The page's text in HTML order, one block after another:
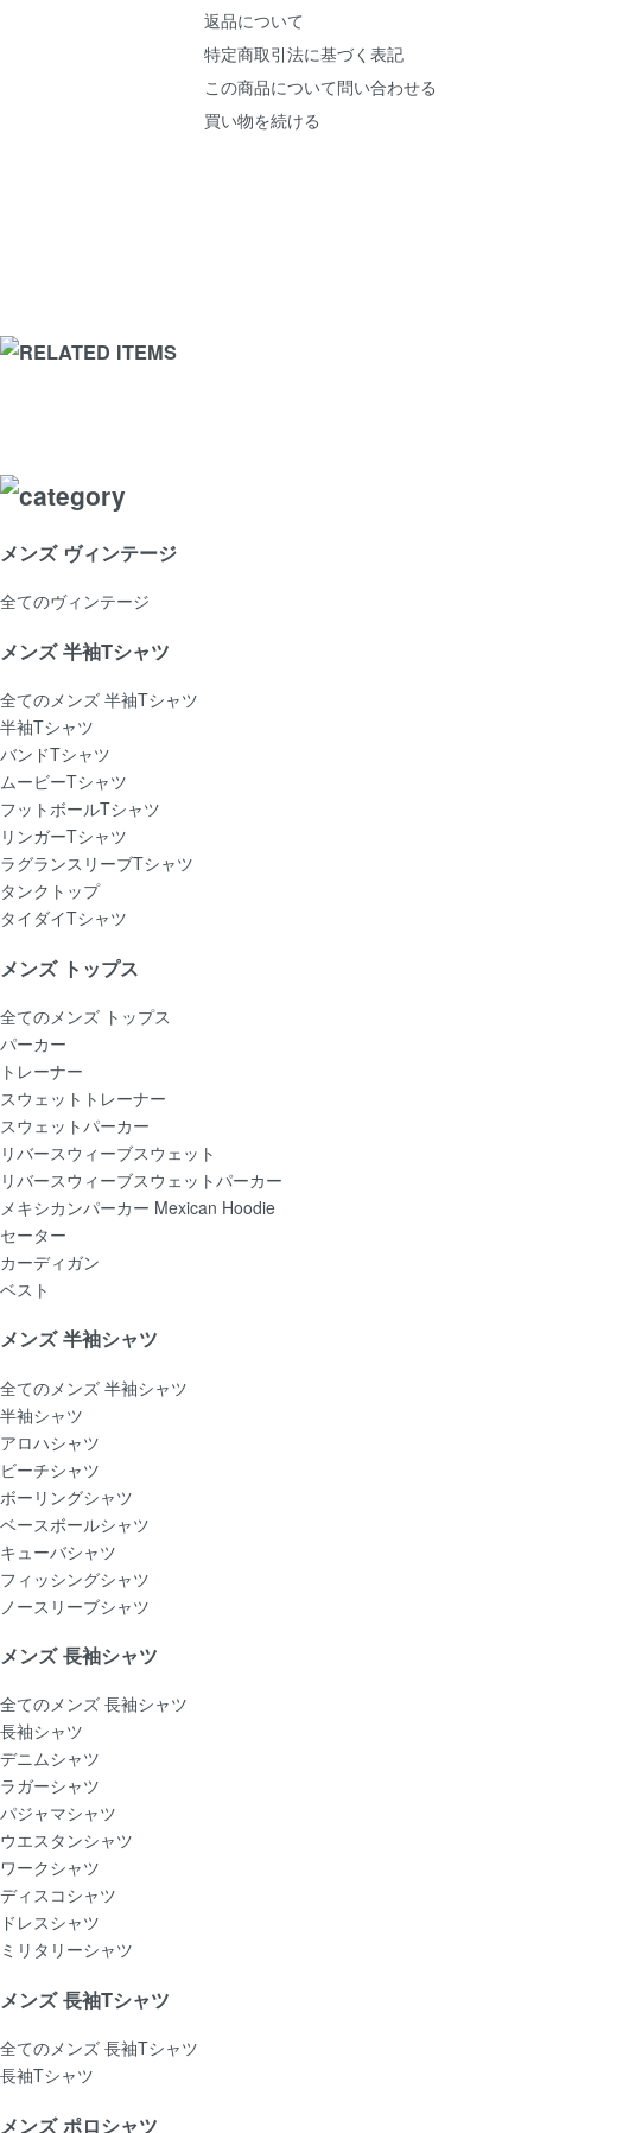
返品について
特定商取引法に基づく表記
この商品について問い合わせる
買い物を続ける
メンズ ヴィンテージ
全てのヴィンテージ
メンズ 半袖Tシャツ
全てのメンズ 半袖Tシャツ
半袖Tシャツ
バンドTシャツ
ムービーTシャツ
フットボールTシャツ
リンガーTシャツ
ラグランスリーブTシャツ
タンクトップ
タイダイTシャツ
メンズ トップス
全てのメンズ トップス
パーカー
トレーナー
スウェットトレーナー
スウェットパーカー
リバースウィーブスウェット
リバースウィーブスウェットパーカー
メキシカンパーカー Mexican Hoodie
セーター
カーディガン
ベスト
メンズ 半袖シャツ
全てのメンズ 半袖シャツ
半袖シャツ
アロハシャツ
ビーチシャツ
ボーリングシャツ
ベースボールシャツ
キューバシャツ
フィッシングシャツ
ノースリーブシャツ
メンズ 長袖シャツ
全てのメンズ 長袖シャツ
長袖シャツ
デニムシャツ
ラガーシャツ
パジャマシャツ
ウエスタンシャツ
ワークシャツ
ディスコシャツ
ドレスシャツ
ミリタリーシャツ
メンズ 長袖Tシャツ
全てのメンズ 長袖Tシャツ
長袖Tシャツ
メンズ ポロシャツ